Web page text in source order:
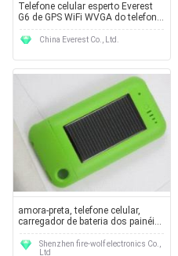
Telefone celular esperto Everest
G6 de GPS WiFi WVGA do telefone
celular de Android
China Everest Co., Ltd.
amora-preta, telefone celular,
carregador de bateria dos painéis
solares do portátil 5V 500mA USB
Shenzhen fire-wolf electronics Co.,
Ltd